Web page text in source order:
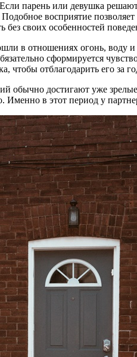
Если парень или девушка
восприятие
без своих особенностей
в отношениях огонь, воду
сформируется
чтобы отблагодарить его за
обычно достигают уже
Именно в этот период у